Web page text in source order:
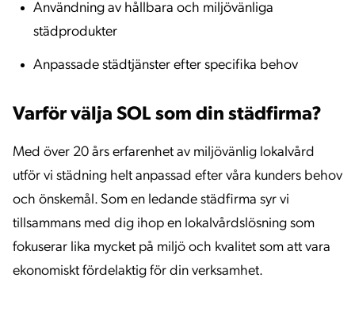
Användning av hållbara och miljövänliga
städprodukter
Anpassade städtjänster efter specifika behov
Varför välja SOL som din städfirma?
Med över 20 års erfarenhet av miljövänlig lokalvård
utför vi städning helt anpassad efter våra kunders behov
och önskemål. Som en ledande städfirma syr vi
tillsammans med dig ihop en lokalvårdslösning som
fokuserar lika mycket på miljö och kvalitet som att vara
ekonomiskt fördelaktig för din verksamhet.